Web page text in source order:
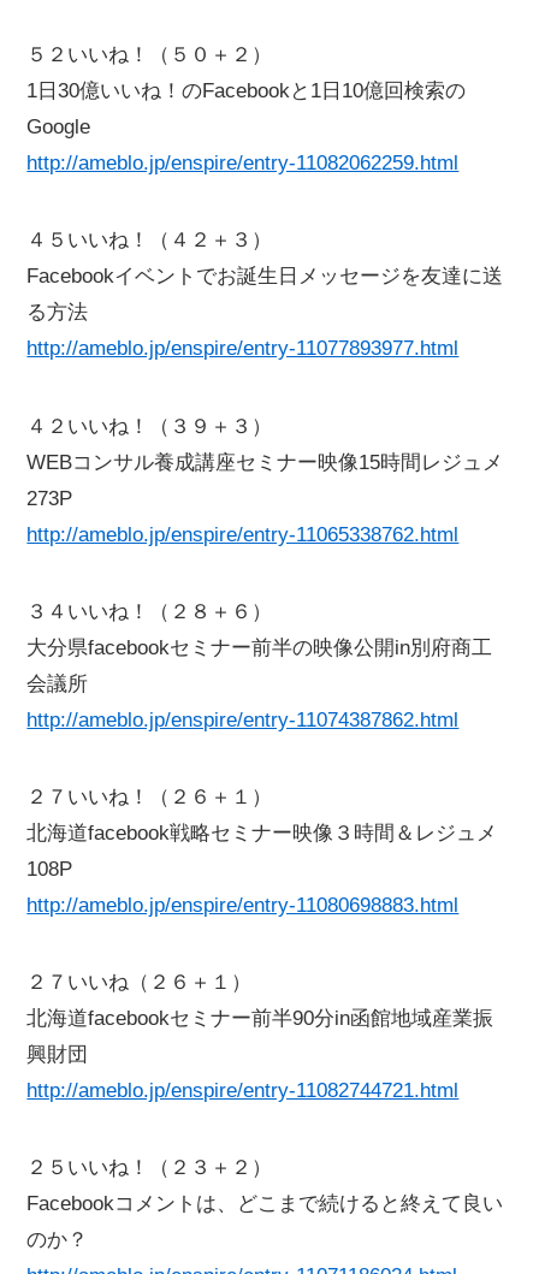
５２いいね！（５０＋２）
1日30億いいね！のFacebookと1日10億回検索の
Google
http://ameblo.jp/enspire/entry-11082062259.html
４５いいね！（４２＋３）
Facebookイベントでお誕生日メッセージを友達に送
る方法
http://ameblo.jp/enspire/entry-11077893977.html
４２いいね！（３９＋３）
WEBコンサル養成講座セミナー映像15時間レジュメ
273P
http://ameblo.jp/enspire/entry-11065338762.html
３４いいね！（２８＋６）
大分県facebookセミナー前半の映像公開in別府商工
会議所
http://ameblo.jp/enspire/entry-11074387862.html
２７いいね！（２６＋１）
北海道facebook戦略セミナー映像３時間＆レジュメ
108P
http://ameblo.jp/enspire/entry-11080698883.html
２７いいね（２６＋１）
北海道facebookセミナー前半90分in函館地域産業振
興財団
http://ameblo.jp/enspire/entry-11082744721.html
２５いいね！（２３＋２）
Facebookコメントは、どこまで続けると終えて良い
のか？